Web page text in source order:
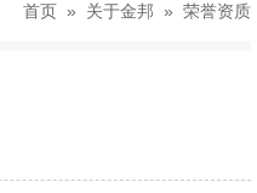
首页 » 关于金邦 » 荣誉资质